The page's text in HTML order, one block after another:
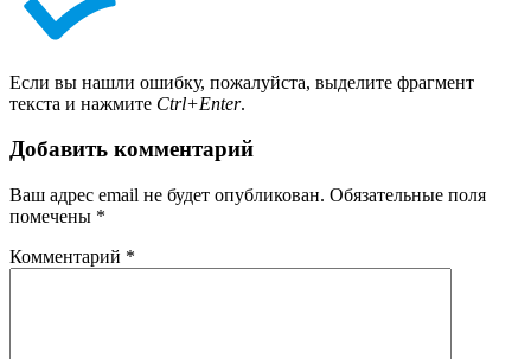
Если вы нашли ошибку, пожалуйста, выделите фрагмент
текста и нажмите Ctrl+Enter.
Добавить комментарий
Ваш адрес email не будет опубликован. Обязательные поля
помечены *
Комментарий *